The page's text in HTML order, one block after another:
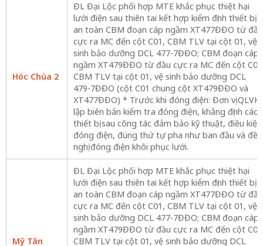
Hóc Chùa 2
ĐL Đại Lộc phối hợp MTE khắc phục thiệt hại
lưới điện sau thiên tai kết hợp kiểm định thiết bị
an toàn CBM đoạn cáp ngầm XT477ĐĐO từ đầu
cực ra MC đến cột C01, CBM TLV tại cột 01, vệ
sinh bảo dưỡng DCL 477-7ĐĐO; CBM đoạn cáp
ngầm XT479ĐĐO từ đầu cực ra MC đến cột
CBM TLV tại cột 01, vệ sinh bảo dưỡng DCL
479-7ĐĐO (cột C01 chung cột XT479ĐĐO và
XT477ĐĐO) * Trước khi đóng điện: Đơn vị QLVH
lập biên bản kiểm tra đóng điện, khẳng định các
thiết bị sau công tác đảm bảo kỹ thuật, điều kiện
đóng điện, đúng thứ tự pha như ban đầu và đề
nghị đóng điện khôi phục lưới.
Mỹ Tân
ĐL Đại Lộc phối hợp MTE khắc phục thiệt hại
lưới điện sau thiên tai kết hợp kiểm định thiết bị
an toàn CBM đoạn cáp ngầm XT477ĐĐO từ đầu
cực ra MC đến cột C01, CBM TLV tại cột 01, vệ
sinh bảo dưỡng DCL 477-7ĐĐO; CBM đoạn cáp
ngầm XT479ĐĐO từ đầu cực ra MC đến cột
CBM TLV tại cột 01, vệ sinh bảo dưỡng DCL